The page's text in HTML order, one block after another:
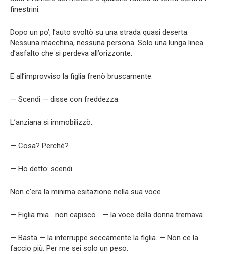
finestrini.
Dopo un po’, l’auto svoltò su una strada quasi deserta.
Nessuna macchina, nessuna persona. Solo una lunga linea
d’asfalto che si perdeva all’orizzonte.
E all’improvviso la figlia frenò bruscamente.
— Scendi — disse con freddezza.
L’anziana si immobilizzò.
— Cosa? Perché?
— Ho detto: scendi.
Non c’era la minima esitazione nella sua voce.
— Figlia mia… non capisco… — la voce della donna tremava.
— Basta — la interruppe seccamente la figlia. — Non ce la
faccio più. Per me sei solo un peso.